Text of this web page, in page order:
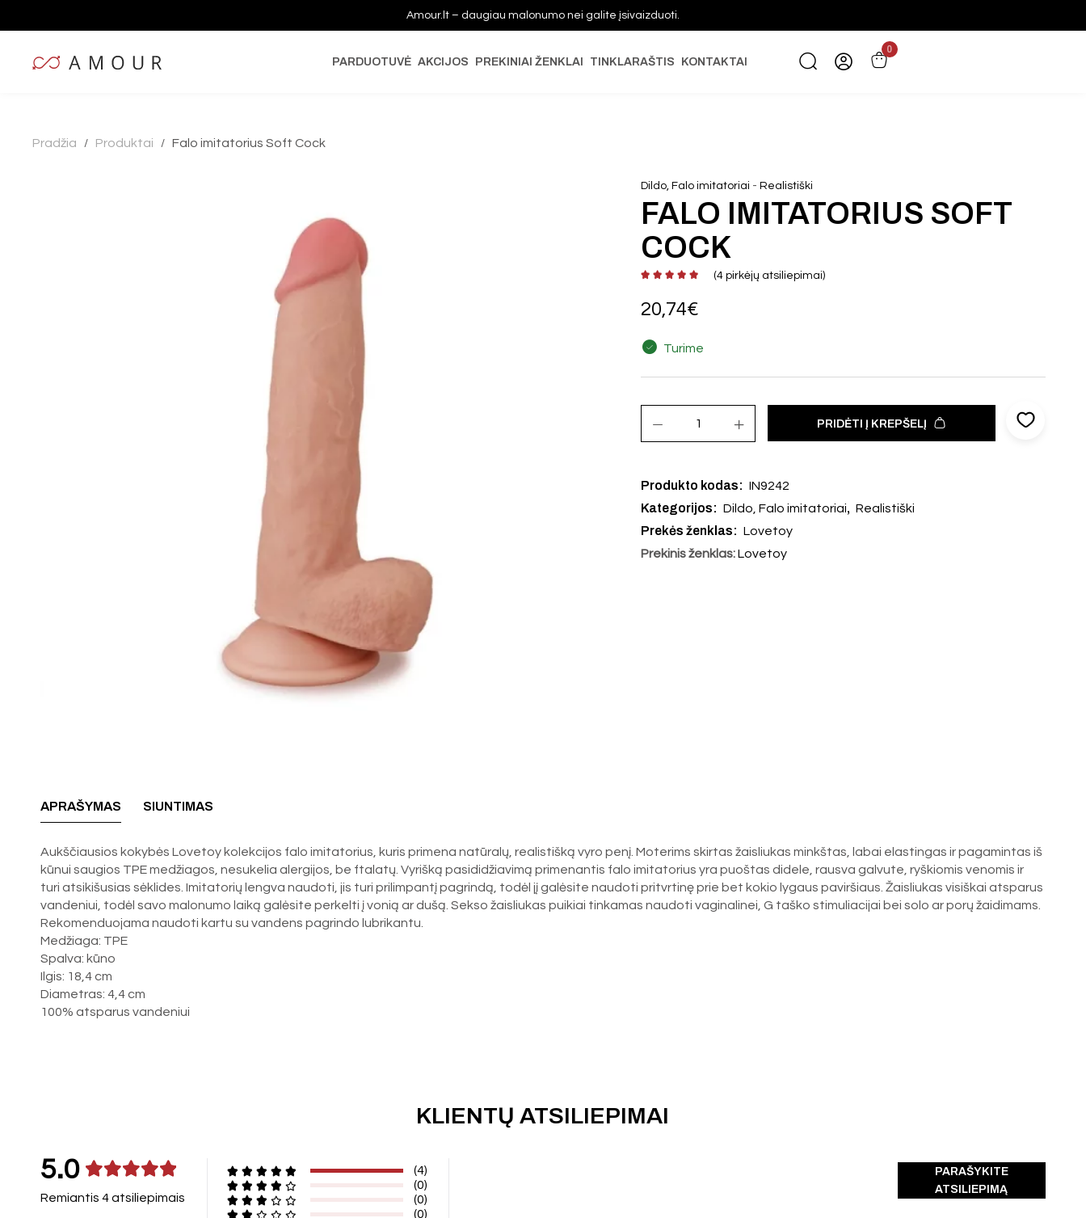
Amour.lt – daugiau malonumo nei galite įsivaizduoti.
PARDUOTUVĖ AKCIJOS PREKINIAI ŽENKLAI TINKLARAŠTIS KONTAKTAI
0
Pradžia / Produktai / Falo imitatorius Soft Cock
Dildo, Falo imitatoriai -Realistiški
FALO IMITATORIUS SOFT
COCK
(4 pirkėjų atsiliepimai)
20,74€
Turime
PRIDĖTI Į KREPŠELĮ
Produkto kodas: IN9242
Kategorijos: Dildo, Falo imitatoriai, Realistiški
Prekės ženklas: Lovetoy
Prekinis ženklas:Lovetoy
APRAŠYMAS SIUNTIMAS
Aukščiausios kokybės Lovetoy kolekcijos falo imitatorius, kuris primena natūralų, realistišką vyro penį. Moterims skirtas žaisliukas minkštas, labai elastingas ir pagamintas iš
kūnui saugios TPE medžiagos, nesukelia alergijos, be ftalatų. Vyrišką pasididžiavimą primenantis falo imitatorius yra puoštas didele, rausva galvute, ryškiomis venomis ir
turi atsikišusias sėklides. Imitatorių lengva naudoti, jis turi prilimpantį pagrindą, todėl jį galėsite naudoti pritvrtinę prie bet kokio lygaus paviršiaus. Žaisliukas visiškai atsparus
vandeniui, todėl savo malonumo laiką galėsite perkelti į vonią ar dušą. Sekso žaisliukas puikiai tinkamas naudoti vaginalinei, G taško stimuliacijai bei solo ar porų žaidimams.
Rekomenduojama naudoti kartu su vandens pagrindo lubrikantu.
Medžiaga: TPE
Spalva: kūno
Ilgis: 18,4 cm
Diametras: 4,4 cm
100% atsparus vandeniui
KLIENTŲ ATSILIEPIMAI
5.0
Remiantis 4 atsiliepimais
(4)
(0)
(0)
(0)
PARAŠYKITE
ATSILIEPIMĄ